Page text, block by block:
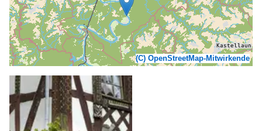
(C) OpenStreetMap-Mitwirkende